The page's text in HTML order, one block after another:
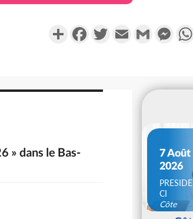
PartagerFacebookTwitterEmail Gmail
» dans le Bas-
7 Août
2026
CI
Côte
d'Ivoire